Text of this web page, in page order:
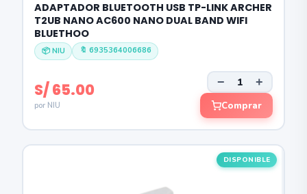
ADAPTADOR BLUETOOTH USB TP-LINK ARCHER
T2UB NANO AC600 NANO DUAL BAND WIFI
BLUETHOO
📦 NIU 🔖 6935364006686
S/ 65.00
por NIU
− +
Comprar
DISPONIBLE